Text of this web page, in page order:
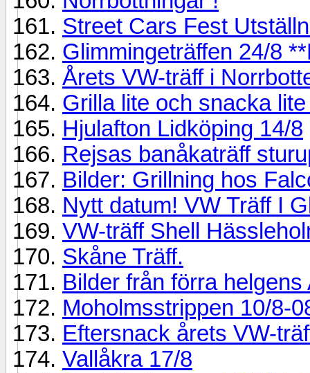
Street Cars Fest
Glimmingeträffen 24/8
Årets VW-träff i
Grilla lite och snacka
Hjulafton Lidköping 14/8
Rejsas banåkaträff
Bilder: Grillning hos
Nytt datum! VW Träff I
VW-träff Shell
Skåne Träff.
Bilder från förra helgens
Moholmsstrippen 10/8-
Eftersnack årets VW-
Vallåkra 17/8